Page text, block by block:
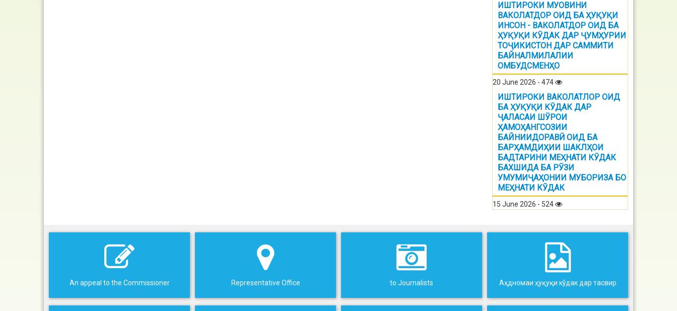
ИШТИРОКИ МУОВИНИ
ВАКОЛАТДОР ОИД БА ҲУҚУҚИ
ИНСОН - ВАКОЛАТДОР ОИД БА
ҲУҚУҚИ КӮДАК ДАР ҶУМҲУРИИ
ТОҶИКИСТОН ДАР САММИТИ
БАЙНАЛМИЛАЛИИ
ОМБУДСМЕНҲО
20 June 2026 - 474
ИШТИРОКИ ВАКОЛАТЛОР ОИД
БА ҲУҚУҚИ КӮДАК ДАР
ҶАЛАСАИ ШӮРОИ
ҲАМОҲАНГСОЗИИ
БАЙНИИДОРАВӢ ОИД БА
БАРҲАМДИҲИИ ШАКЛҲОИ
БАДТАРИНИ МЕҲНАТИ КӮДАК
БАХШИДА БА РӮЗИ
УМУМИҶАҲОНИИ МУБОРИЗА БО
МЕҲНАТИ КӮДАК
15 June 2026 - 524
An appeal to the Commissioner Representative Office to Journalists Аҳдномаи ҳуқуқи кўдак дар тасвир